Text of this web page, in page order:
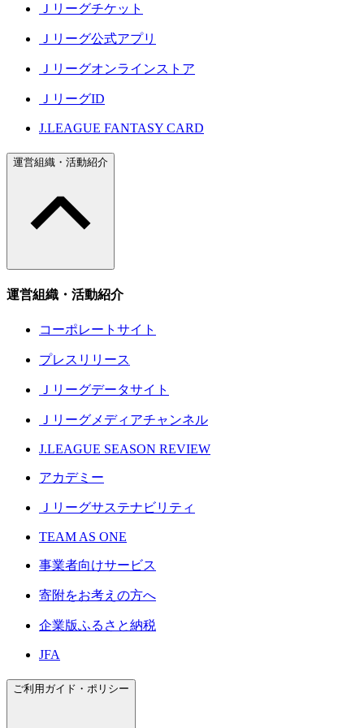
Ｊリーグチケット
Ｊリーグ公式アプリ
Ｊリーグオンラインストア
ＪリーグID
J.LEAGUE FANTASY CARD
運営組織・活動紹介
運営組織・活動紹介
コーポレートサイト
プレスリリース
Ｊリーグデータサイト
Ｊリーグメディアチャンネル
J.LEAGUE SEASON REVIEW
アカデミー
Ｊリーグサステナビリティ
TEAM AS ONE
事業者向けサービス
寄附をお考えの方へ
企業版ふるさと納税
JFA
ご利用ガイド・ポリシー